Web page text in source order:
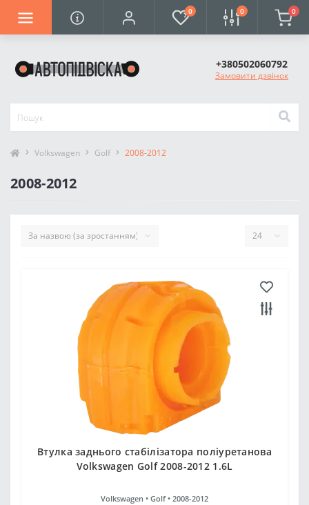
0 0 0
+380502060792
Замовити дзвінок
Volkswagen Golf 2008-2012
2008-2012
Втулка заднього стабілізатора поліуретанова
Volkswagen Golf 2008-2012 1.6L
Volkswagen • Golf • 2008-2012